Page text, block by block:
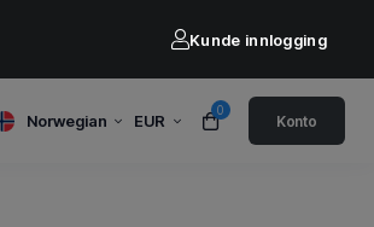
Norwegian EUR
0
Konto
Kunde innlogging